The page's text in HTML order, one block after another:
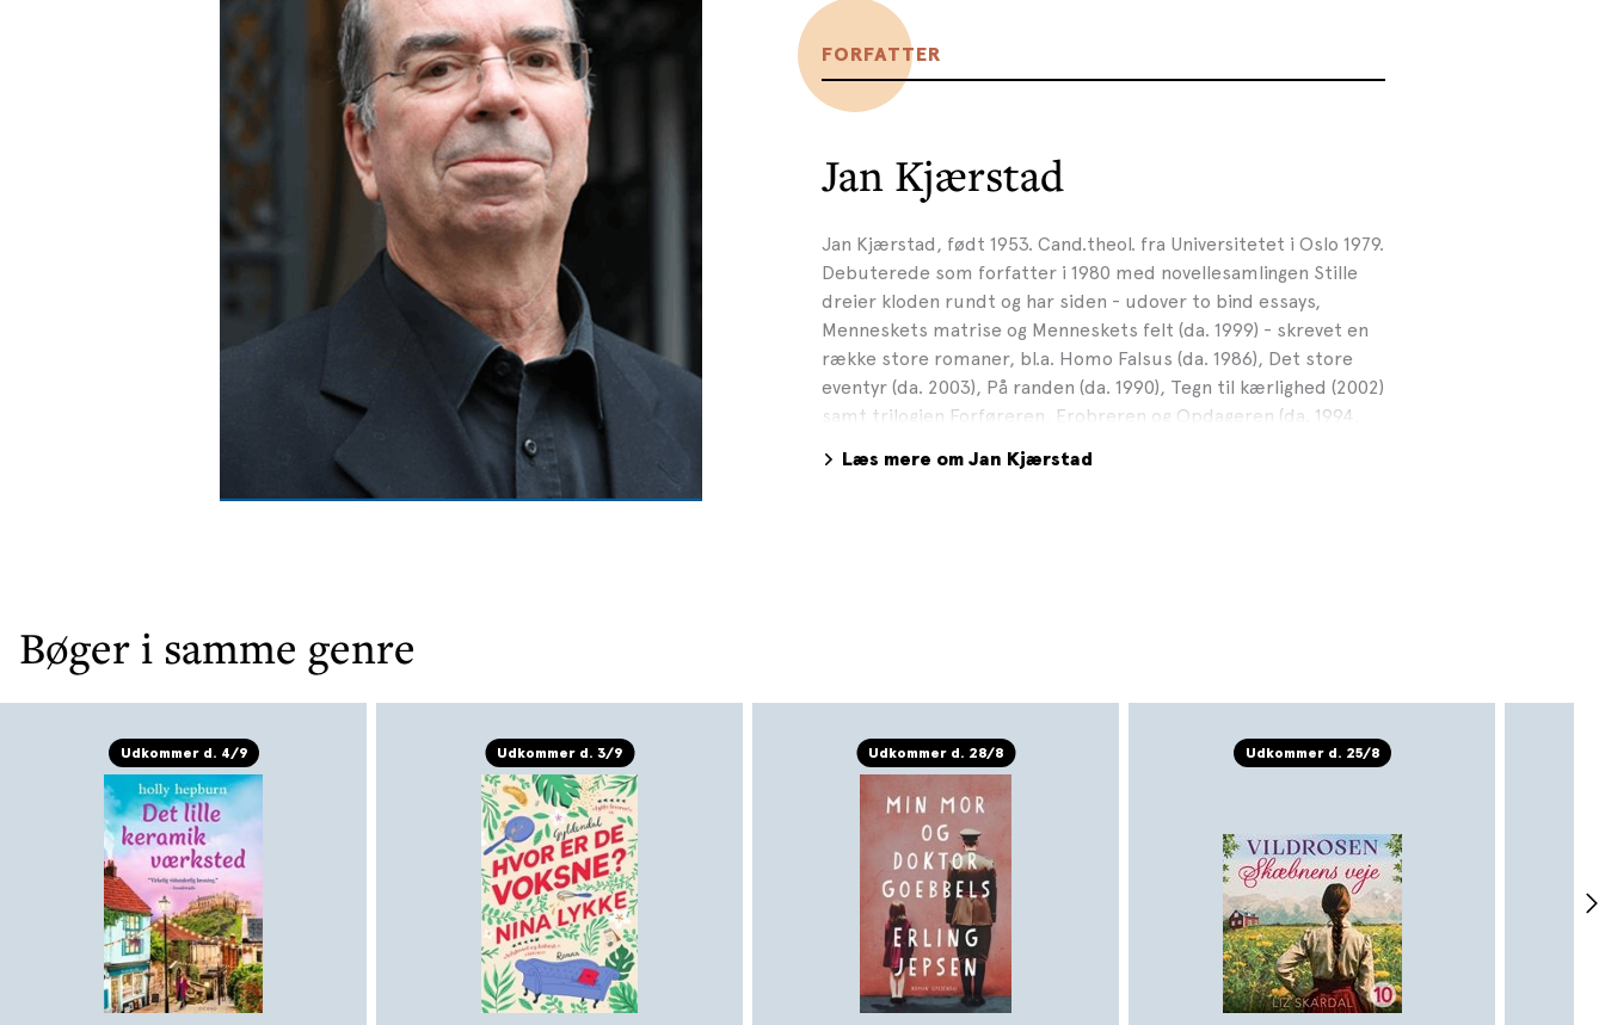
FORFATTER
Jan Kjærstad
Jan Kjærstad, født 1953. Cand.theol. fra Universitetet i Oslo 1979.
Debuterede som forfatter i 1980 med novellesamlingen Stille
dreier kloden rundt og har siden - udover to bind essays,
Menneskets matrise og Menneskets felt (da. 1999) - skrevet en
række store romaner, bl.a. Homo Falsus (da. 1986), Det store
eventyr (da. 2003), På randen (da. 1990), Tegn til kærlighed (2002)
samt trilogien Forføreren, Erobreren og Opdageren (da. 1994,
Skandinaviens betydligste forfattere i nyere tid. Senest er
Læs mere om Jan Kjærstad
Bøger i samme genre
Udkommer d. 4/9 Udkommer d. 3/9 Udkommer d. 28/8 Udkommer d. 25/8